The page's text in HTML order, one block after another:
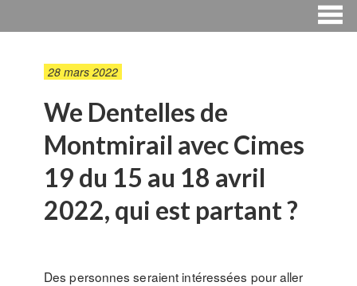
28 mars 2022
We Dentelles de
Montmirail avec Cimes
19 du 15 au 18 avril
2022, qui est partant ?
Des personnes seraient intéressées pour aller